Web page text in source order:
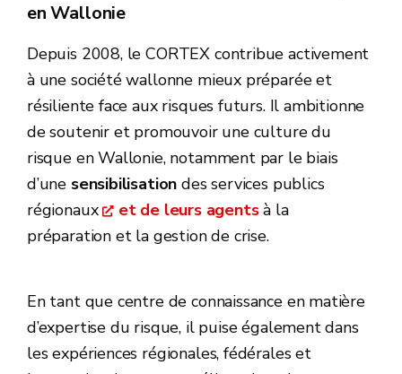
en Wallonie
Depuis 2008, le CORTEX contribue activement
à une société wallonne mieux préparée et
résiliente face aux risques futurs. Il ambitionne
de soutenir et promouvoir une culture du
risque en Wallonie, notamment par le biais
d’une sensibilisation des services publics
régionaux
et de leurs agentsà la
préparation et la gestion de crise.
En tant que centre de connaissance en matière
d’expertise du risque, il puise également dans
les expériences régionales, fédérales et